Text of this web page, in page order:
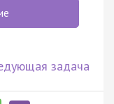
задача